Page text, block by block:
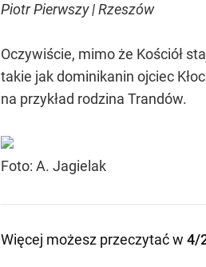
Piotr Pierwszy | Rzeszów
Oczywiście, mimo że Kościół
takie jak dominikanin ojciec
na przykład rodzina Trandów.
Foto: A. Jagielak
Więcej możesz przeczytać w 4/